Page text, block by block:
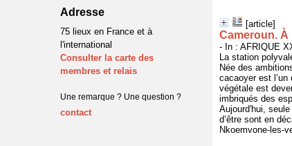
[article]
Cameroun.
- In : AFRIQUE
La station
Née des
cacaoyer est
végétale est
imbriqués des
Aujourd'hui,
d’être sont en
Nkoemvone-les-
Adresse
75 lieux en France et à
l'international
Consulter la carte des
membres et relais
Une remarque ? Une question ?
contact